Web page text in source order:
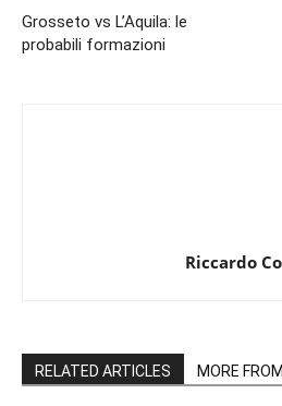
Grosseto vs L’Aquila: le
probabili formazioni
Riccardo
RELATED ARTICLES MORE